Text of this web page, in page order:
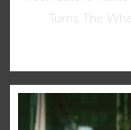
Turns The